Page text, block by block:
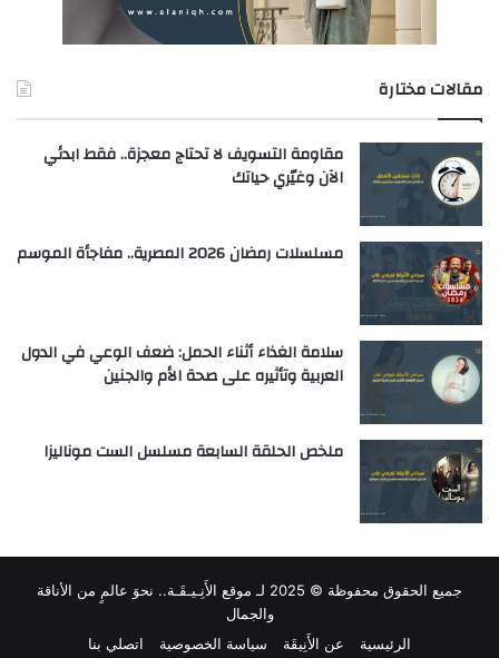
مقالات مختارة
مقاومة التسويف لا تحتاج معجزة.. فقط ابدئي
الآن وغيّري حياتك
مسلسلات رمضان 2026 المصرية.. مفاجأة الموسم
سلامة الغذاء أثناء الحمل: ضعف الوعي في الدول
العربية وتأثيره على صحة الأم والجنين
ملخص الحلقة السابعة مسلسل الست موناليزا
جميع الحقوق محفوظة © 2025 لـ
موقع الأَنِـيـقَـة.. نحوَ عالمٍ من الأناقة
والجمال
الرئيسية
عن الأَنِيقَة سياسة الخصوصية اتصلي بنا